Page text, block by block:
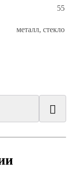
55
металл, стекло